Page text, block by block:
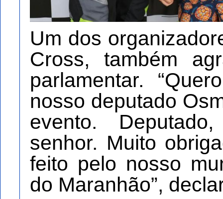
Um dos
Cross, também
parlamentar.
nosso deputado
evento.
senhor. Muito
feito pelo nosso
do Maranhão”,